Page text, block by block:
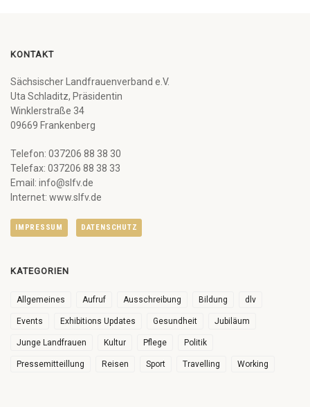
KONTAKT
Sächsischer Landfrauenverband e.V.
Uta Schladitz, Präsidentin
Winklerstraße 34
09669 Frankenberg
Telefon: 037206 88 38 30
Telefax: 037206 88 38 33
Email: info@slfv.de
Internet: www.slfv.de
IMPRESSUM DATENSCHUTZ
KATEGORIEN
Allgemeines Aufruf Ausschreibung Bildung dlv
Events Exhibitions Updates Gesundheit Jubiläum
Junge Landfrauen Kultur Pflege Politik
Pressemitteillung Reisen Sport Travelling Working